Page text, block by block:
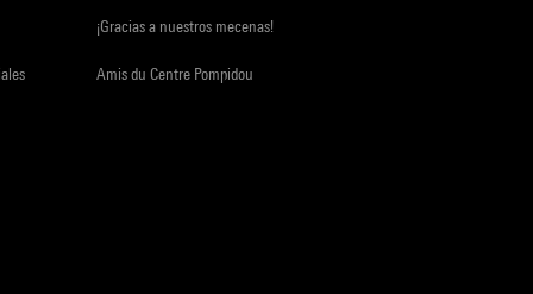
¡Gracias a nuestros mecenas!
Amis du Centre Pompidou